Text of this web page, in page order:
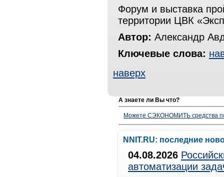
Форум и выставка
территории ЦВК
Автор: Александр
Ключевые слова:
наверх
А знаете ли Вы что?
Можете СЭКОНОМИТЬ средства
NNIT.RU: последние
04.08.2026
автоматизации